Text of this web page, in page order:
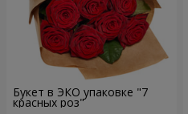
Букет в ЭКО упаковке "7
красных роз"